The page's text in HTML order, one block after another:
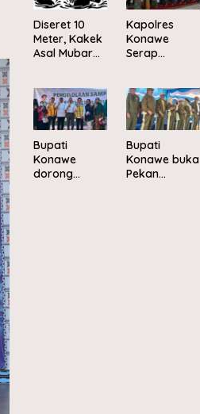
Diseret 10
Meter, Kakek
Asal Mubar
Mata Buaya
Kapolres
Konawe
Serap
Melalui Safari
Kamtibmas
Mepokoaso
Bupati
Konawe
dorong
Bupati
Konawe buka
Pekan